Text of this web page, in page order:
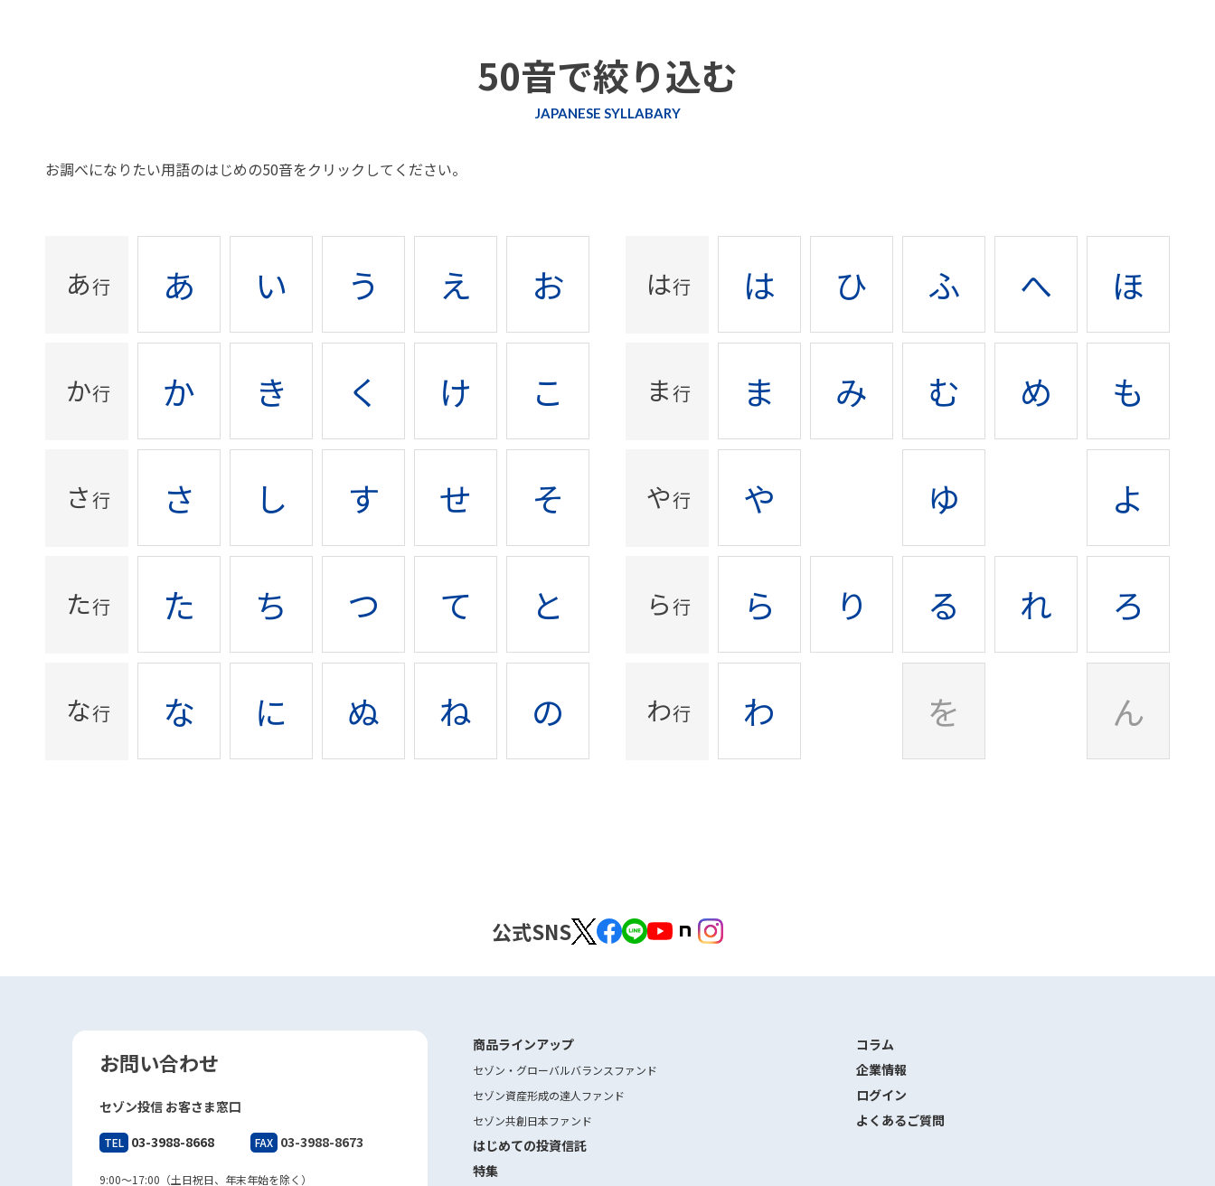
50音で絞り込む
JAPANESE SYLLABARY
お調べになりたい用語のはじめの50音をクリックしてください。
あ行 あ い う え お
か行 か き く け こ
さ行 さ し す せ そ
た行 た ち つ て と
な行 な に ぬ ね の
は行 は ひ ふ へ ほ
ま行 ま み む め も
や行 や ゆ よ
ら行 ら り る れ ろ
わ行 わ を ん
公式SNS
お問い合わせ
セゾン投信 お客さま窓口
TEL 03-3988-8668 FAX 03-3988-8673
9:00～17:00（土日祝日、年末年始を除く）
商品ラインアップ
セゾン・グローバルバランスファンド
セゾン資産形成の達人ファンド
セゾン共創日本ファンド
はじめての投資信託
特集
コラム
企業情報
ログイン
よくあるご質問